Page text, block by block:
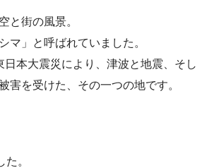
と街の風景。
マ」と呼ばれていました。
本大震災により、津波と地震、そし
害を受けた、その一つの地です。
。